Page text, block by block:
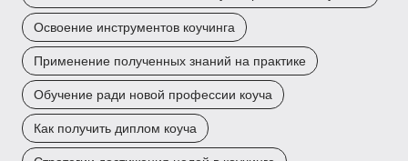
Освоение инструментов коучинга
Применение полученных знаний на практике
Обучение ради новой профессии коуча
Как получить диплом коуча